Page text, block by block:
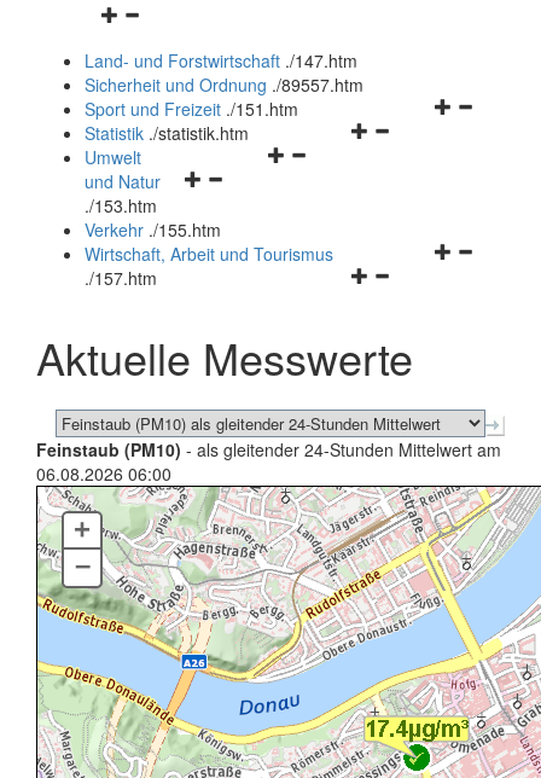
Navigationsmenü
und
schließen
Land- und Forstwirtschaft ./147.htm
Sicherheit und Ordnung ./89557.htm
Navigationsmenü
Sport und Freizeit ./151.htm
Navigationsmenü
Statistik ./statistik.htm
Navigationsmenü
und
schließen
Umwelt
und Natur
./153.htm
Verkehr ./155.htm
Navigationsmenü
schließen
Wirtschaft, Arbeit und Tourismus
./157.htm
Aktuelle Messwerte
Feinstaub (PM10) - als gleitender 24-Stunden Mittelwert am
06.08.2026 06:00
+
–